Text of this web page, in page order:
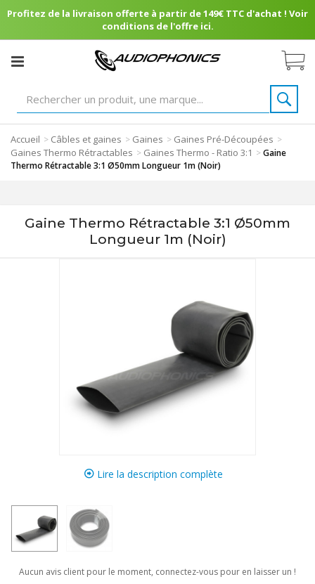
Profitez de la livraison offerte à partir de 149€ TTC d'achat ! Voir
conditions de l'offre ici.
Accueil > Câbles et gaines > Gaines > Gaines Pré-Découpées >
Gaines Thermo Rétractables > Gaines Thermo - Ratio 3:1 >Gaine
Thermo Rétractable 3:1 Ø50mm Longueur 1m (Noir)
Gaine Thermo Rétractable 3:1 Ø50mm
Longueur 1m (Noir)
Lire la description complète
Aucun avis client pour le moment, connectez-vous pour en laisser un !